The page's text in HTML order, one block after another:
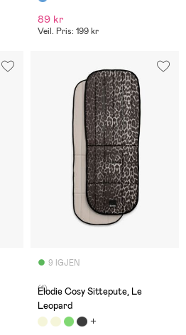
89 kr
Veil. Pris: 199 kr
9 IGJEN
(1)
Elodie Cosy Sittepute, Le
Leopard